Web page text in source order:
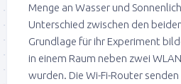
Menge an Wasser und
Unterschied zwischen den
Grundlage für ihr Experiment
in einem Raum neben zwei
wurden. Die Wi-Fi-Router